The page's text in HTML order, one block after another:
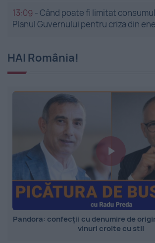
13:09 -Când poate fi limitat
Planul Guvernului pentru criza din
HAI România!
Pandora: confecții cu denumire de
vinuri croite cu stil